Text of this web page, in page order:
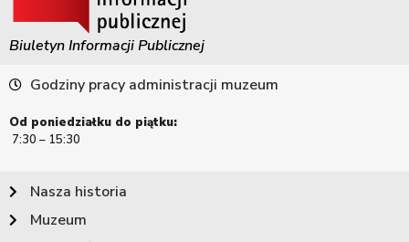
Biuletyn Informacji Publicznej
Godziny pracy administracji muzeum
Od poniedziałku do piątku:
7:30 – 15:30
Nasza historia
Muzeum